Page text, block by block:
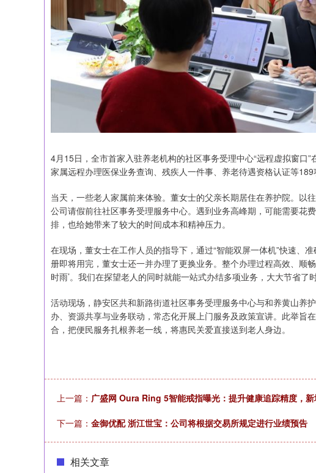
4月15日，全市首家入驻养老机构的社区事务受理中心“远程虚拟窗口
家属远程办理医保业务查询、残疾人一件事、养老待遇资格认证等189
当天，一些老人家属前来体验。董女士的父亲长期居住在养护院。以
公司请假前往社区事务受理服务中心。遇到业务高峰期，可能需要花
排，也给她带来了较大的时间成本和精神压力。
在现场，董女士在工作人员的指导下，通过“智能双屏一体机”快速、
册即将用完，董女士还一并办理了更换业务。整个办理过程高效、顺
时雨’。我们在探望老人的同时就能一站式办结多项业务，大大节省了
活动现场，静安区共和新路街道社区事务受理服务中心与和养黄山养
办、资源共享与业务联动，常态化开展上门服务及政策宣讲。此举旨
合，把便民服务扎根养老一线，将惠民关爱直接送到老人身边。
上一篇： 广盛网 Oura Ring 5智能戒指曝光：提升健康追踪精度，
下一篇： 金御优配 浙江世宝：公司将根据交易所规定进行业绩预告
相关文章
0.57% 深证成指 14110.12 -34.08 -0.24%